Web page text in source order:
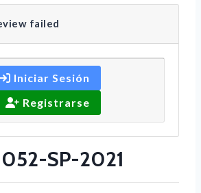
failed
Iniciar Sesión
Registrarse
SP-2021